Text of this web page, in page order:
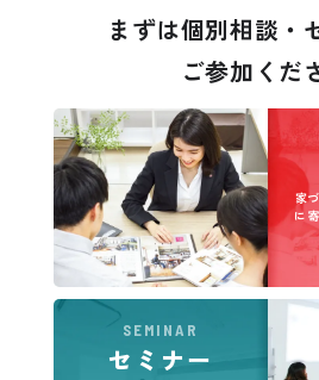
まずは個別相談・
ご参加くだ
家
に
SEMINAR
セミナー